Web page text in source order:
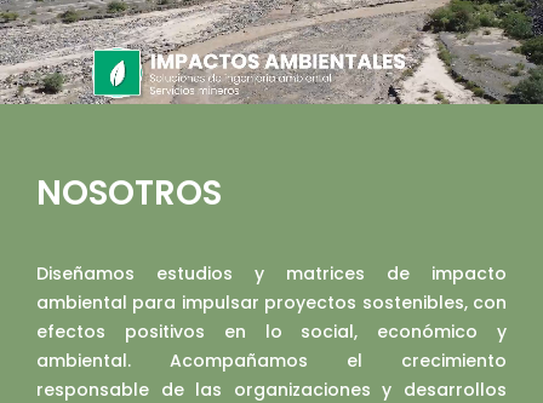
NOSOTROS
Diseñamos estudios y matrices de impacto
ambiental para impulsar proyectos sostenibles, con
efectos positivos en lo social, económico y
ambiental. Acompañamos el crecimiento
responsable de las organizaciones y desarrollos